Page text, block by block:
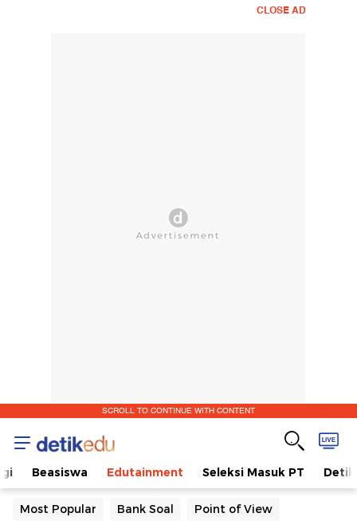
CLOSE AD
SCROLL TO CONTINUE WITH CONTENT
Beasiswa Edutainment Seleksi Masuk PT
Most Popular Bank Soal Point of View